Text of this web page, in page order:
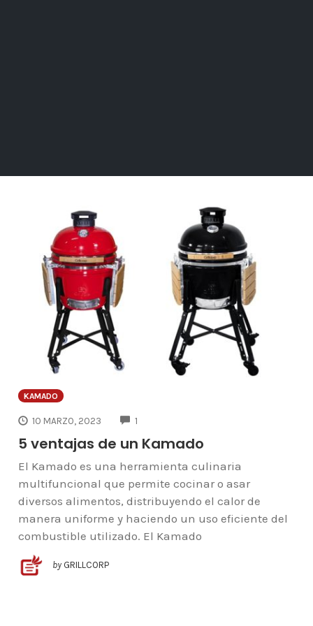
KAMADO
10 MARZO, 2023 1
5 ventajas de un Kamado
El Kamado es una herramienta culinaria
multifuncional que permite cocinar o asar
diversos alimentos, distribuyendo el calor de
manera uniforme y haciendo un uso eficiente del
combustible utilizado. El Kamado
by GRILLCORP